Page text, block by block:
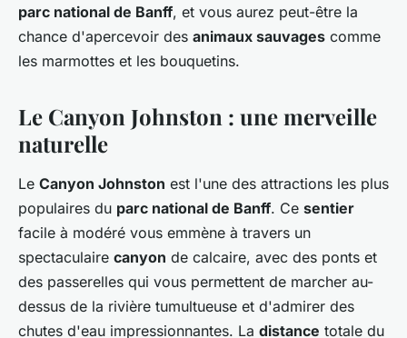
parc national de Banff, et vous aurez peut-être la
chance d'apercevoir des animaux sauvages comme
les marmottes et les bouquetins.
Le Canyon Johnston : une merveille
naturelle
Le Canyon Johnston est l'une des attractions les plus
populaires du parc national de Banff. Ce sentier
facile à modéré vous emmène à travers un
spectaculaire canyon de calcaire, avec des ponts et
des passerelles qui vous permettent de marcher au-
dessus de la rivière tumultueuse et d'admirer des
chutes d'eau impressionnantes. La distance totale du